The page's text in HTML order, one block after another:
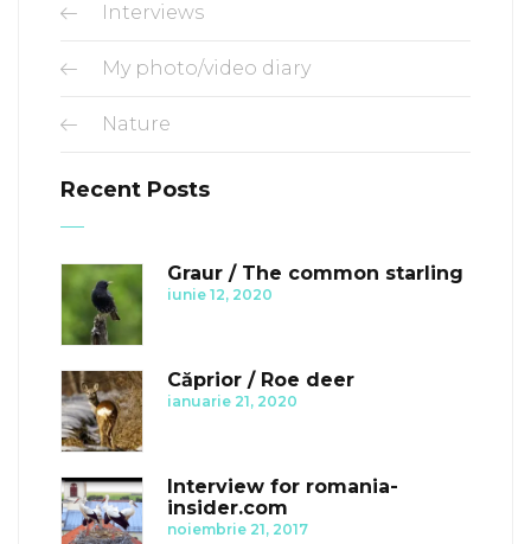
Interviews
My photo/video diary
Nature
Recent Posts
Graur / The common starling
iunie 12, 2020
Căprior / Roe deer
ianuarie 21, 2020
Interview for romania-
insider.com
noiembrie 21, 2017